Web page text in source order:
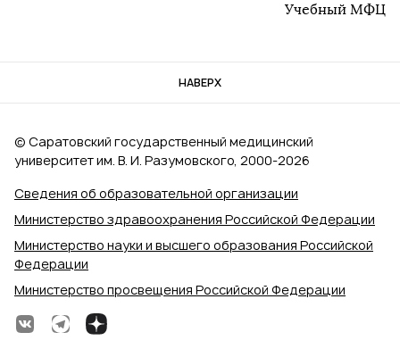
Учебный МФЦ
НАВЕРХ
Сведения об образовательной организации
Министерство здравоохранения Российской Федерации
Министерство науки и высшего образования Российской
Федерации
Министерство просвещения Российской Федерации
© Саратовский государственный медицинский
университет им. В. И. Разумовского, 2000‑2026